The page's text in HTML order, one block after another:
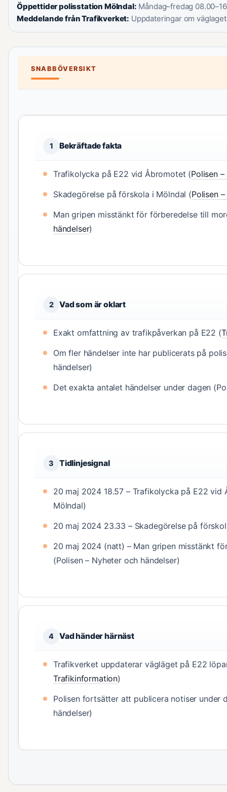
Öppettider polisstation Mölndal: Måndag–fredag
Meddelande från Trafikverket: Uppdateringar om
SNABBÖVERSIKT
1 Bekräftade fakta
Trafikolycka på E22 vid Åbromotet (Polisen
Skadegörelse på förskola i Mölndal (Polisen
Man gripen misstänkt för förberedelse till
händelser)
2 Vad som är oklart
Exakt omfattning av trafikpåverkan på E22 (
Om fler händelser inte har publicerats på
händelser)
Det exakta antalet händelser under dagen
3 Tidlinjesignal
20 maj 2024 18.57 – Trafikolycka på E22 vid
Mölndal)
20 maj 2024 23.33 – Skadegörelse på
20 maj 2024 (natt) – Man gripen misstänkt
(Polisen – Nyheter och händelser)
4 Vad händer härnäst
Trafikverket uppdaterar vägläget på E22
Trafikinformation)
Polisen fortsätter att publicera notiser under
händelser)